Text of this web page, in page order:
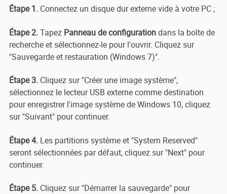
Étape 1. Connectez un disque dur externe vide à votre PC ;
Étape 2.Tapez Panneau de configurationdans la boîte de
recherche et sélectionnez-le pour l'ouvrir. Cliquez sur
"Sauvegarde et restauration (Windows 7)".
Étape 3.Cliquez sur "Créer une image système",
sélectionnez le lecteur USB externe comme destination
pour enregistrer l'image système de Windows 10, cliquez
sur "Suivant" pour continuer.
Étape 4.Les partitions système et "System Reserved"
seront sélectionnées par défaut, cliquez sur "Next" pour
continuer.
Étape 5.Cliquez sur "Démarrer la sauvegarde" pour